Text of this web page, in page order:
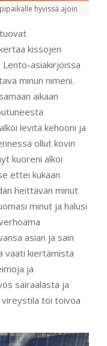
hyvissä ajoin
kissojen
asiakirjoissa
minun nimeni.
aikaan
levitä kehooni ja
ollut kovin
kuoreni alkoi
ettei kukaan
heittävän minut
minut ja halusi
asian ja sain
vaati kiertämistä
ja
sairaalasta ja
vireystila toi toivoa